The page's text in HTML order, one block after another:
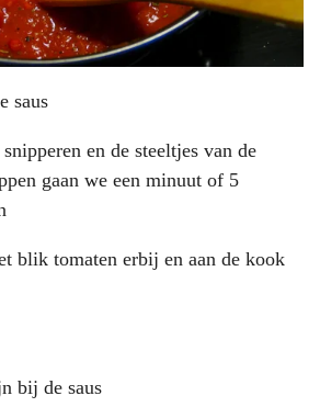
saus
en de steeltjes van de
gaan we een minuut of 5
blik tomaten erbij en aan de kook
bij de saus